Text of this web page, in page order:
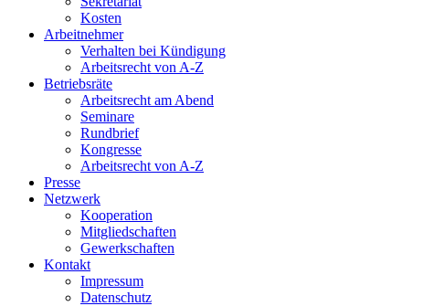
Kosten
Arbeitnehmer
Verhalten bei Kündigung
Arbeitsrecht von A-Z
Betriebsräte
Arbeitsrecht am Abend
Seminare
Rundbrief
Kongresse
Arbeitsrecht von A-Z
Presse
Netzwerk
Kooperation
Mitgliedschaften
Gewerkschaften
Kontakt
Impressum
Datenschutz